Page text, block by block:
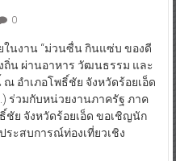
0
นงาน “ม่วนซื่น กินแซ่บ ของดี
น ผ่านอาหาร วัฒนธรรม และ
อำเภอโพธิ์ชัย จังหวัดร้อยเอ็ด
ร่วมกับหน่วยงานภาครัฐ ภาค
ย จังหวัดร้อยเอ็ด ขอเชิญนัก
ะสบการณ์ท่องเที่ยวเชิง